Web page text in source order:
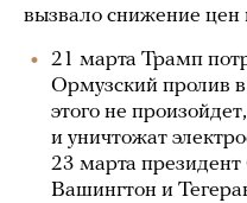
вызвало снижение цен
21 марта Трамп
Ормузский пролив в
этого не
и уничтожат
23 марта
Вашингтон и